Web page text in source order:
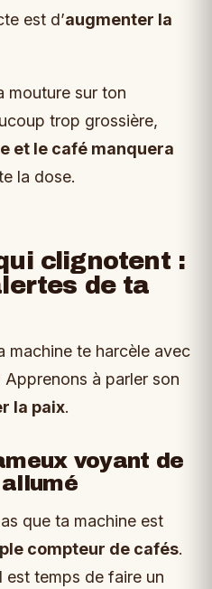
est d’augmenter la
mouture sur ton
trop grossière,
et le café manquera
la dose.
clignotent :
de ta
machine te harcèle avec
à parler son
la paix.
voyant de
que ta machine est
compteur de cafés.
est temps de faire un